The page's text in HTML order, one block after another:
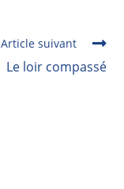
Article suivant
Le loir compassé